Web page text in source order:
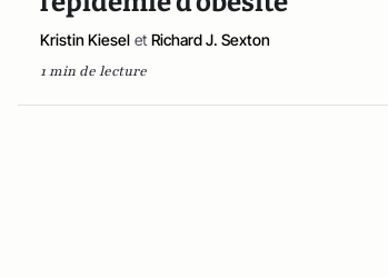
Kristin Kiesel et Richard J. Sexton
1 min de lecture